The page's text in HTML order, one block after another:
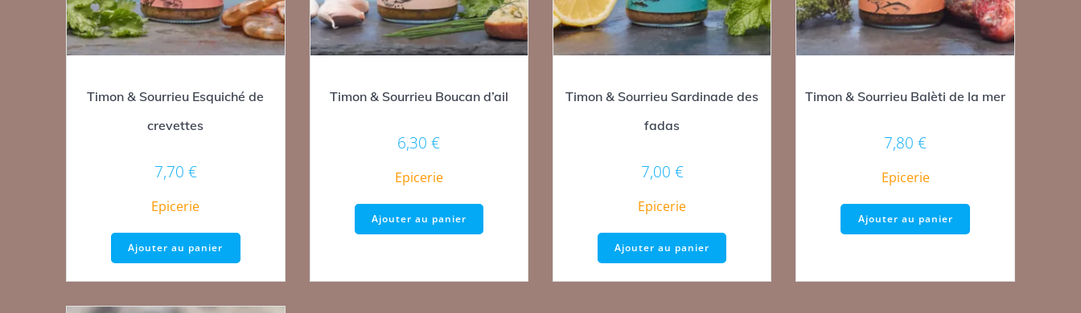
Timon & Sourrieu Esquiché de
crevettes
7,70 €
Epicerie
Ajouter au panier
Timon & Sourrieu Boucan d’ail
6,30€
Epicerie
Ajouter au panier
Timon & Sourrieu Sardinade des
fadas
7,00 €
Epicerie
Ajouter au panier
Timon & Sourrieu Balèti de la mer
7,80€
Epicerie
Ajouter au panier